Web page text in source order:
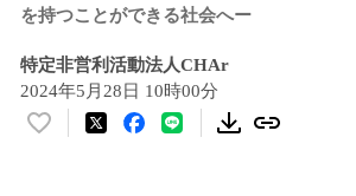
を持つことができる社会へー
特定非営利活動法人CHAr
2024年5月28日 10時00分
い